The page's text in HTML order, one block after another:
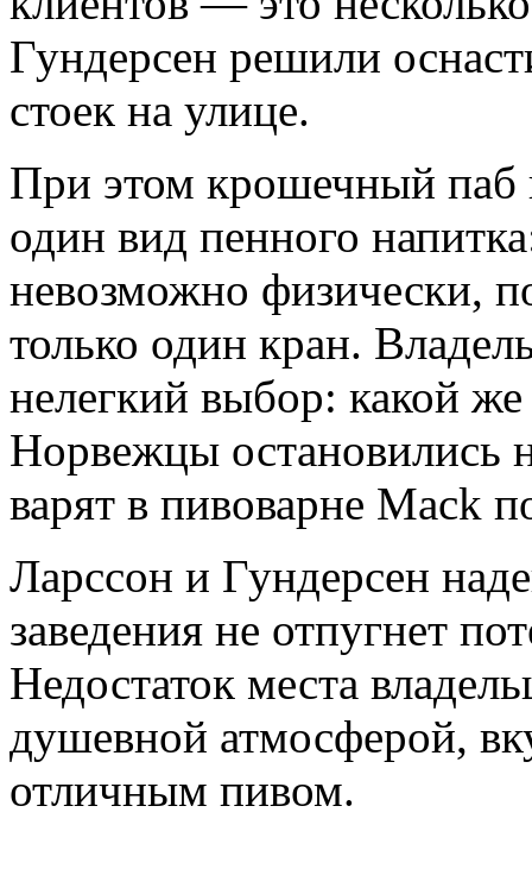
Гундерсен решили
стоек на улице.
При этом крошечный паб
один вид пенного
невозможно физически,
только один кран.
нелегкий выбор: какой
Норвежцы остановились
варят в пивоварне Mack
Ларссон и Гундерсен
заведения не отпугнет
Недостаток места
душевной атмосферой,
отличным пивом.